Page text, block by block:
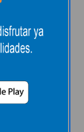
de
de la
eso, cada